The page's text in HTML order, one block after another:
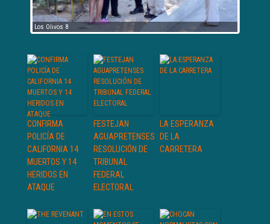
Los Olivos 8
CONFIRMA
POLICÍA DE
CALIFORNIA 14
MUERTOS Y 14
HERIDOS EN
ATAQUE
FESTEJAN
AGUAPRETENSES
RESOLUCIÓN DE
TRIBUNAL
FEDERAL
ELECTORAL
LA ESPERANZA
DE LA
CARRETERA